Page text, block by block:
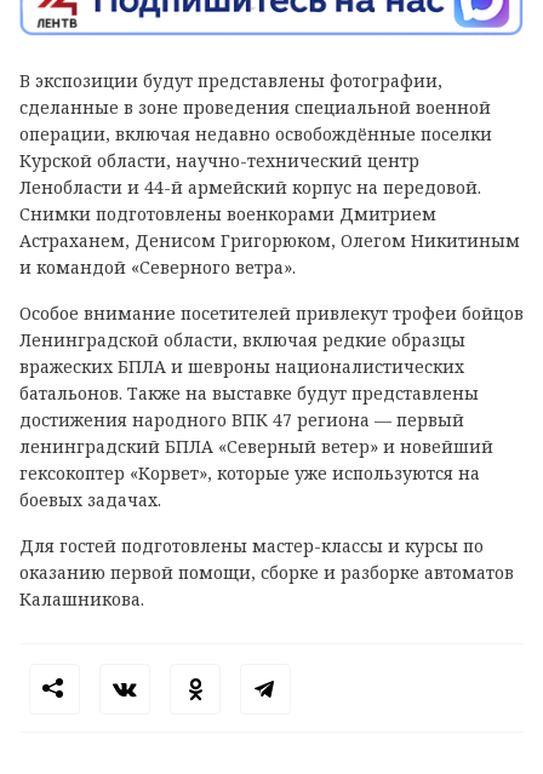
В экспозиции будут представлены фотографии,
сделанные в зоне проведения специальной военной
операции, включая недавно освобождённые поселки
Курской области, научно-технический центр
Ленобласти и 44-й армейский корпус на передовой.
Снимки подготовлены военкорами Дмитрием
Астраханем, Денисом Григорюком, Олегом Никитиным
и командой «Северного ветра».
Особое внимание посетителей привлекут трофеи бойцов
Ленинградской области, включая редкие образцы
вражеских БПЛА и шевроны националистических
батальонов. Также на выставке будут представлены
достижения народного ВПК 47 региона — первый
ленинградский БПЛА «Северный ветер» и новейший
гексокоптер «Корвет», которые уже используются на
боевых задачах.
Для гостей подготовлены мастер-классы и курсы по
оказанию первой помощи, сборке и разборке автоматов
Калашникова.